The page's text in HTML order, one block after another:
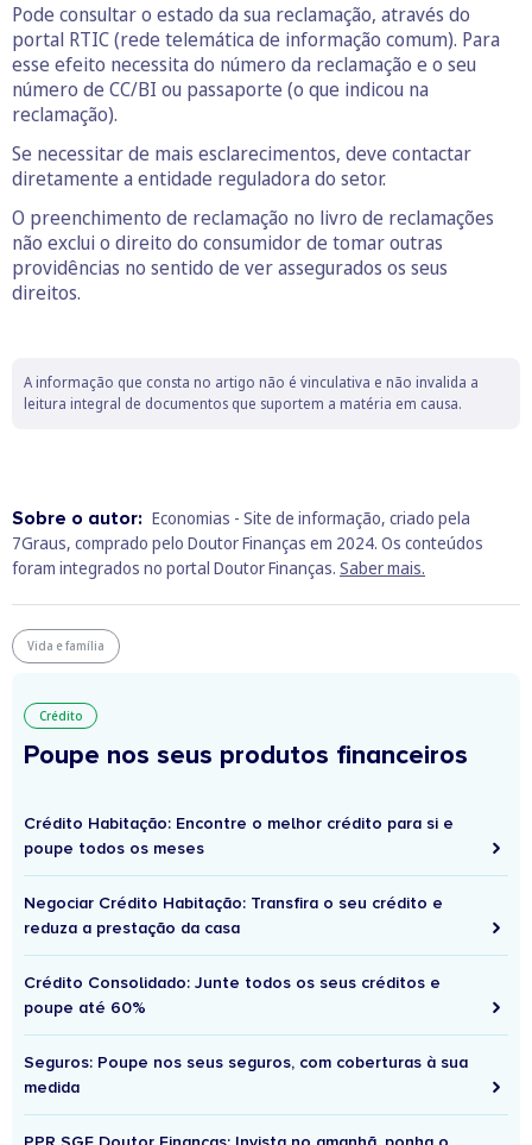
Pode consultar o estado da sua reclamação, através do
portal RTIC (rede telemática de informação comum). Para
esse efeito necessita do número da reclamação e o seu
número de CC/BI ou passaporte (o que indicou na
reclamação).
Se necessitar de mais esclarecimentos, deve contactar
diretamente a entidade reguladora do setor.
O preenchimento de reclamação no livro de reclamações
não exclui o direito do consumidor de tomar outras
providências no sentido de ver assegurados os seus
direitos.
A informação que consta no artigo não é vinculativa e não invalida a
leitura integral de documentos que suportem a matéria em causa.
Sobre o autor: Economias - Site de informação, criado pela
7Graus, comprado pelo Doutor Finanças em 2024. Os conteúdos
foram integrados no portal Doutor Finanças. Saber mais.
Vida e família
Crédito
Poupe nos seus produtos financeiros
Crédito Habitação: Encontre o melhor crédito para si e
poupe todos os meses
Negociar Crédito Habitação: Transfira o seu crédito e
reduza a prestação da casa
Crédito Consolidado: Junte todos os seus créditos e
poupe até 60%
Seguros: Poupe nos seus seguros, com coberturas à sua
medida